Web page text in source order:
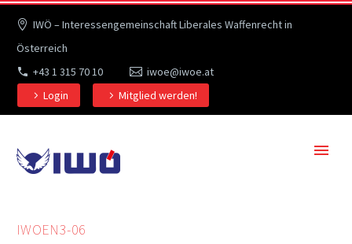
IWÖ – Interessengemeinschaft Liberales Waffenrecht in
Österreich
+43 1 315 70 10
iwoe@iwoe.at
Login
Mitglied werden!
IWOEN3-06